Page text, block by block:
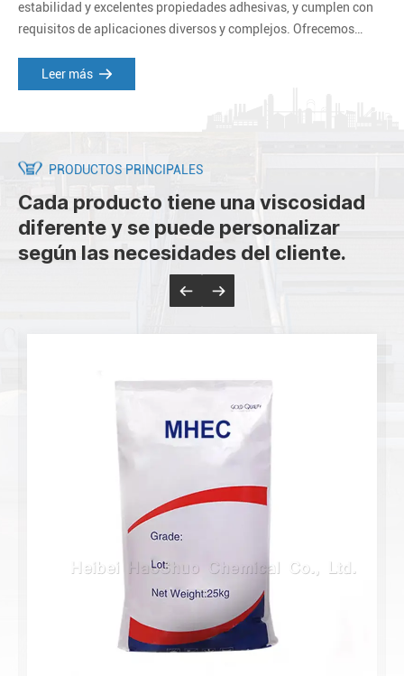
estabilidad y excelentes propiedades adhesivas, y cumplen con
requisitos de aplicaciones diversos y complejos. Ofrecemos
necesidades específicas de nuestros clientes.
Leer más
PRODUCTOS PRINCIPALES
Cada producto tiene una viscosidad
diferente y se puede personalizar
según las necesidades del cliente.